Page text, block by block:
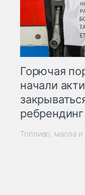
Горючая
начали
ребрендинг
Топливо, масла и